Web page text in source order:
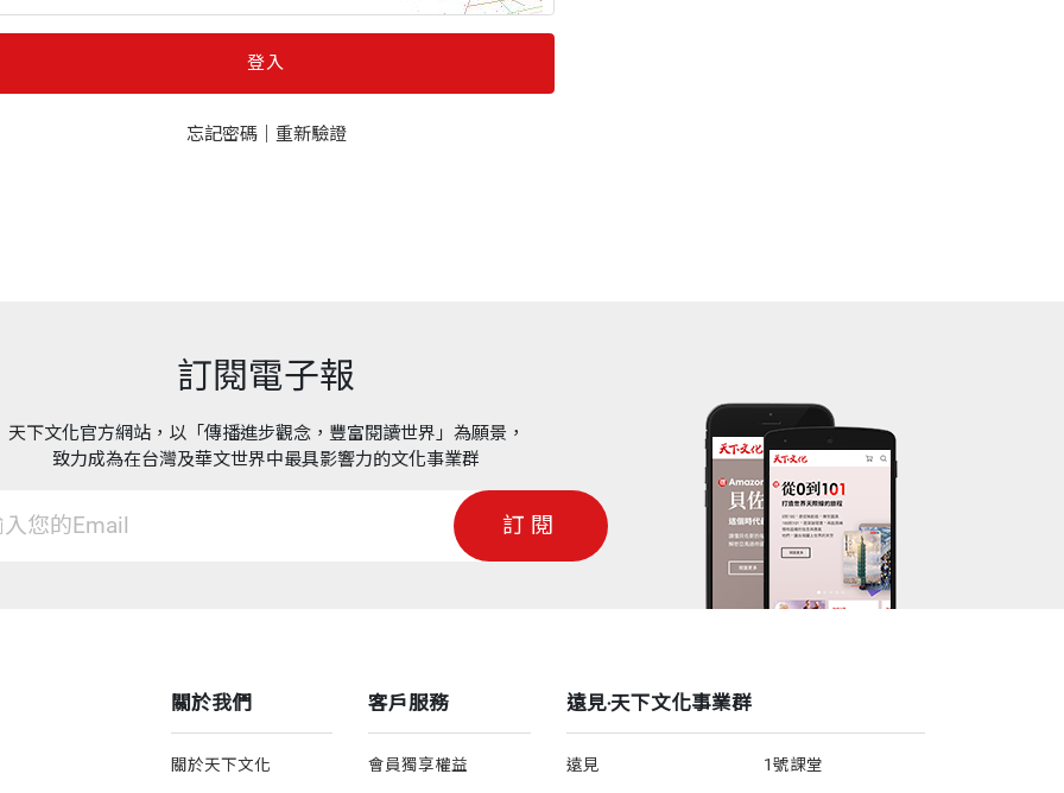
登入
忘記密碼｜ 重新驗證
訂閱電子報
天下文化官方網站，以「傳播進步觀念，豐富閱讀世界」為願景，
致力成為在台灣及華文世界中最具影響力的文化事業群
訂閱
關於我們
關於天下文化
客戶服務
會員獨享權益
遠見‧天下文化事業群
遠見
1號課堂